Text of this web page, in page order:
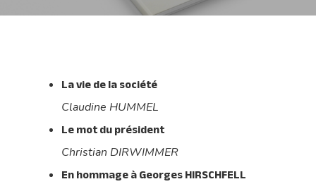
La vie de la société
Claudine HUMMEL
Le mot du président
Christian DIRWIMMER
En hommage à Georges HIRSCHFELL